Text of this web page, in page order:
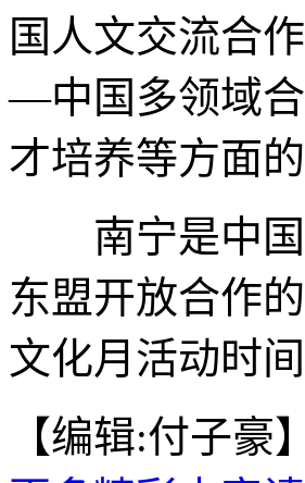
国人文交流合
—中国多领域
才培养等方面
南宁是中国
东盟开放合作
文化月活动时
【编辑:付子豪】